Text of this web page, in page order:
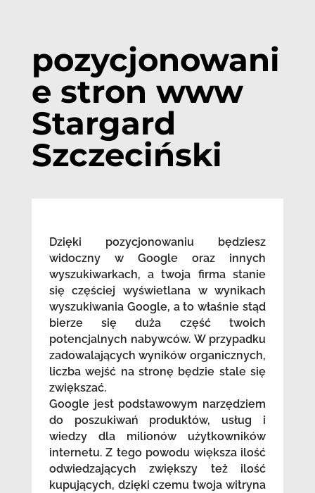
pozycjonowani
e stron www
Stargard
Szczeciński
Dzięki pozycjonowaniu będziesz
widoczny w Google oraz innych
wyszukiwarkach, a twoja firma stanie
się częściej wyświetlana w wynikach
wyszukiwania Google, a to właśnie stąd
bierze się duża część twoich
potencjalnych nabywców. W przypadku
zadowalających wyników organicznych,
liczba wejść na stronę będzie stale się
zwiększać.
Google jest podstawowym narzędziem
do poszukiwań produktów, usług i
wiedzy dla milionów użytkowników
internetu. Z tego powodu większa ilość
odwiedzających zwiększy też ilość
kupujących, dzięki czemu twoja witryna